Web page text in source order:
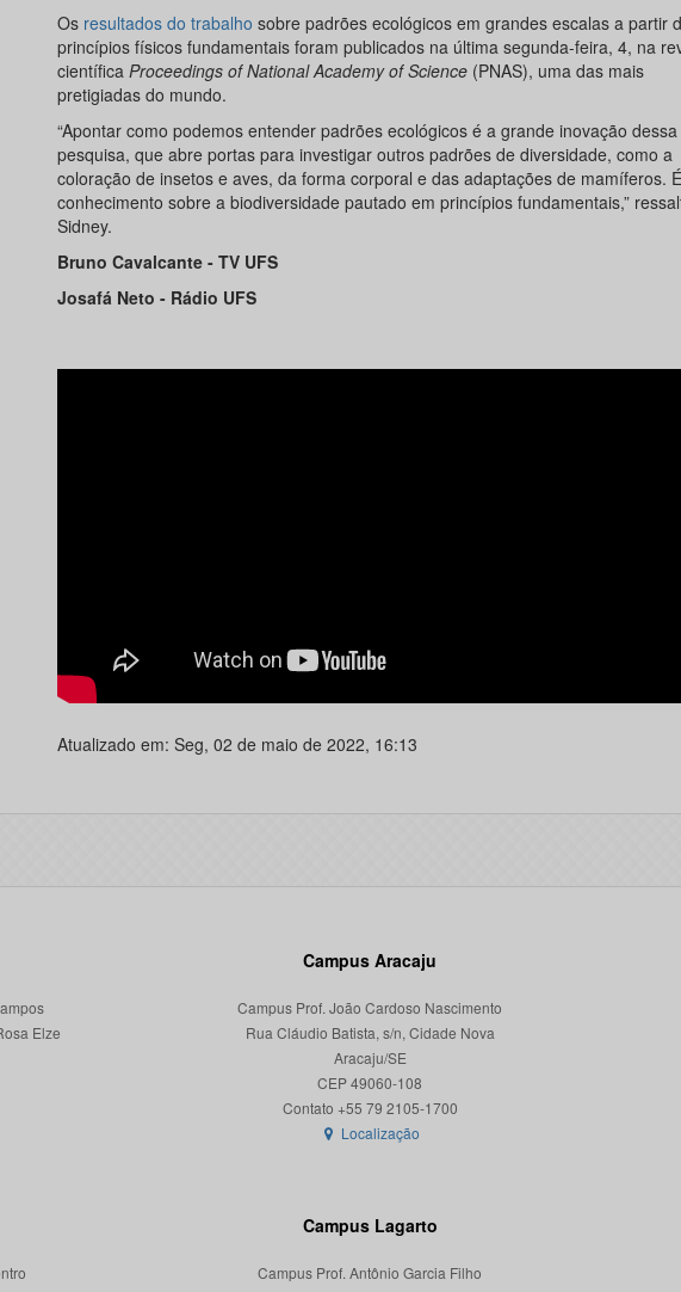
Os resultados do trabalho sobre padrões ecológicos em grandes escalas a partir
princípios físicos fundamentais foram publicados na última segunda-feira, 4, na
científica Proceedingsof National Academy of Science(PNAS), uma das mais
pretigiadas do mundo.
“Apontar como podemos entender padrões ecológicos é a grande inovação dessa
pesquisa, que abre portas para investigar outros padrões de diversidade, como a
coloração de insetos e aves, da forma corporal e das adaptações de mamíferos.
conhecimento sobre a biodiversidade pautado em princípios fundamentais,”
Sidney.
Bruno Cavalcante - TV UFS
Josafá Neto - Rádio UFS
Atualizado em: Seg, 02 de maio de 2022, 16:13
Elze
Campus Aracaju
Campus Prof. João Cardoso Nascimento
Rua Cláudio Batista, s/n, Cidade Nova
Aracaju/SE
CEP 49060-108
Localização
Campus Lagarto
Campus Prof. Antônio Garcia Filho